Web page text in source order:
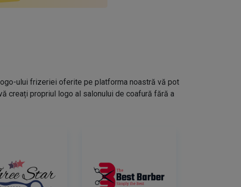
ului frizeriei oferite pe platforma noastră vă pot
creați propriul logo al salonului de coafură fără a